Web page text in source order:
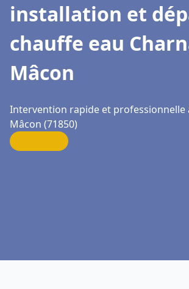
installation et
chauffe eau
Mâcon
Intervention rapide et professionnelle
Mâcon (71850)